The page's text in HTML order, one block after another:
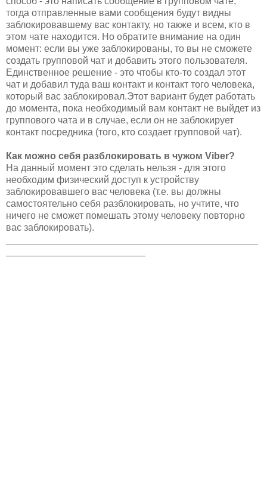
тогда отправленные вами сообщения будут видны
заблокировавшему вас контакту, но также и всем, кто в
этом чате находится. Но обратите внимание на один
момент: если вы уже заблокированы, то вы не сможете
создать групповой чат и добавить этого пользователя.
Единственное решение - это чтобы кто-то создал этот
чат и добавил туда ваш контакт и контакт того человека,
который вас заблокировал.Этот вариант будет работать
до момента, пока необходимый вам контакт не выйдет из
группового чата и в случае, если он не заблокирует
контакт посредника (того, кто создает групповой чат).
Как можно себя разблокировать в чужом Viber?
На данный момент это сделать нельзя - для этого
необходим физический доступ к устройству
заблокировавшего вас человека (т.е. вы должны
самостоятельно себя разблокировать, но учтите, что
ничего не сможет помешать этому человеку повторно
вас заблокировать).